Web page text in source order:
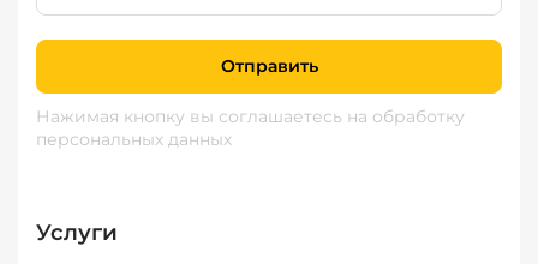
Отправить
Нажимая кнопку вы соглашаетесь на обработку
персональных данных
Услуги